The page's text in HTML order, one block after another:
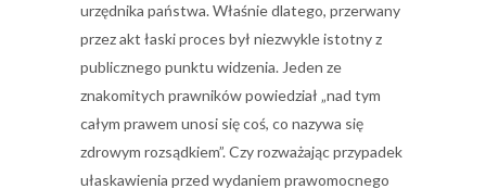
urzędnika państwa. Właśnie dlatego, przerwany
przez akt łaski proces był niezwykle istotny z
publicznego punktu widzenia. Jeden ze
znakomitych prawników powiedział „nad tym
całym prawem unosi się coś, co nazywa się
zdrowym rozsądkiem”. Czy rozważając przypadek
ułaskawienia przed wydaniem prawomocnego